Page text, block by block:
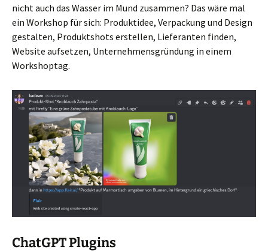
nicht auch das Wasser im Mund zusammen? Das wäre mal
ein Workshop für sich: Produktidee, Verpackung und Design
gestalten, Produktshots erstellen, Lieferanten finden,
Website aufsetzen, Unternehmensgründung in einem
Workshoptag.
ChatGPT Plugins